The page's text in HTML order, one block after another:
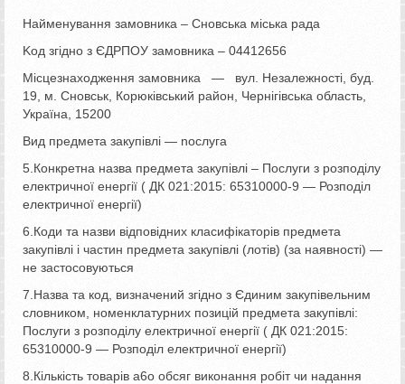
Найменування замовника – Сновська міська рада
Koд згідно з ЄДРПОУ замовника – 04412656
Місцезнаходження замовника — вул. Незалежності, буд.
19, м. Сновськ, Корюківський район, Чернігівська область,
Україна, 15200
Вид предмета закупівлі — nocлyгa
5.Конкретна назва предмета закупівлі – Послуги з розподілу
електричної енергії ( ДК 021:2015: 65310000-9 — Розподіл
електричної енергії)
6.Коди та назви відповідних класифікаторів предмета
закупівлі i частин предмета закупівлі (лотів) (за наявності) —
не застосовуються
7.Назва та код, визначений згідно з Єдиним закупівельним
словником, номенклатурних позицій предмета закупівлі:
Послуги з розподілу електричної енергії ( ДК 021:2015:
65310000-9 — Розподіл електричної енергії)
8.Кількість товарів а6о обсяг виконання робіт чи надання